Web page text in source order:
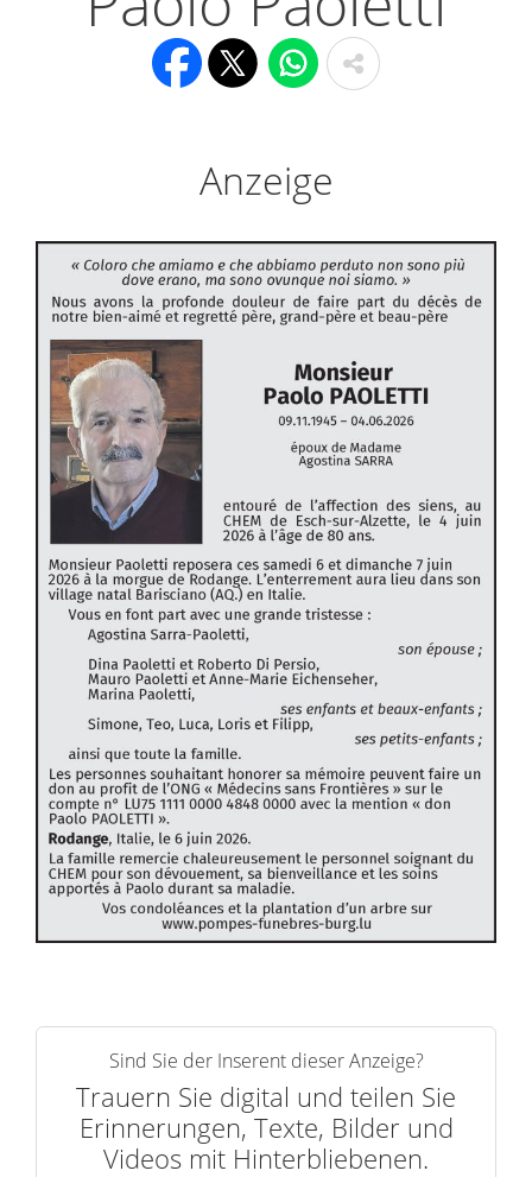
Anzeige
Sind Sie der Inserent dieser Anzeige?
Trauern Sie digital und teilen Sie
Erinnerungen, Texte, Bilder und
Videos mit Hinterbliebenen.